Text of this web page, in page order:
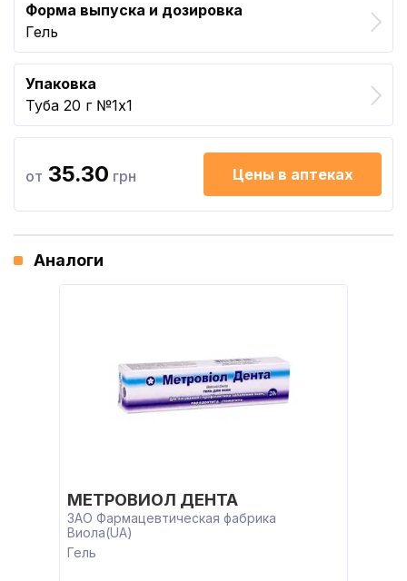
Форма выпуска и дозировка
Гель
Упаковка
Туба 20 г №1x1
от 35.30 грн Цены в аптеках
Аналоги
МЕТРОВИОЛ ДЕНТА
ЗАО Фармацевтическая фабрика
Виола(UA)
Гель